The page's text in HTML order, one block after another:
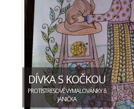
DÍVKA S KOČKOU
PROTISTRESOVÉ VYMALOVÁNKY 8
JANIČKA